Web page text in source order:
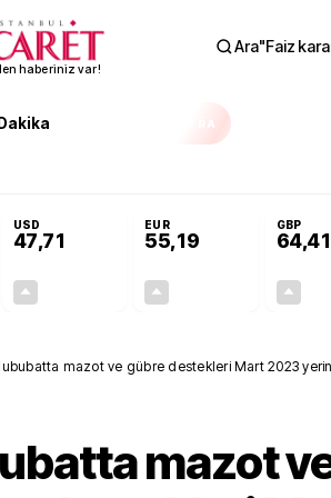
haberiniz var!
Ara"Faiz
USD
47,71
EUR
55,19
GBP
64,41
mazot ve gübre destekleri Mart 2023
mazot